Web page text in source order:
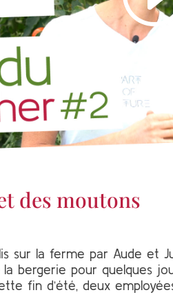
des moutons
sur la ferme par Aude et
bergerie pour quelques
fin d’été, deux